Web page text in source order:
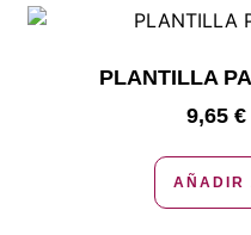
PLANTILLA
9,65 €
AÑADIR